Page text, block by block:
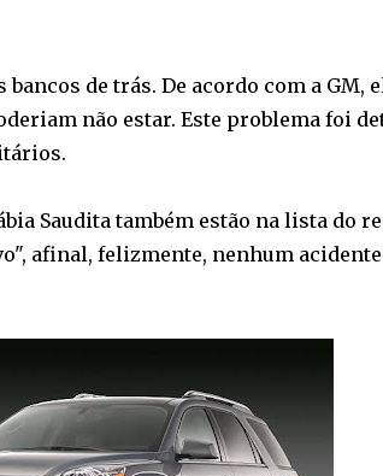
de trás. De acordo com a GM,
não estar. Este problema foi
Saudita também estão na lista do
afinal, felizmente, nenhum